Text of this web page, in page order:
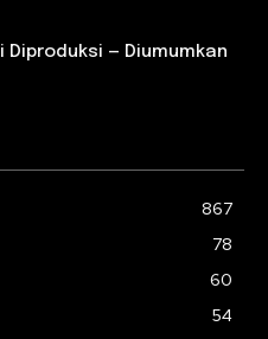
Diproduksi — Diumumkan
867
78
60
54